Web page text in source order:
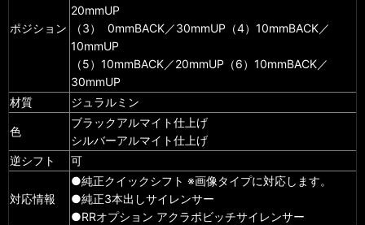
ポジション
20mmUP
（3） 0mmBACK／30mmUP（4）10mmBACK／
10mmUP
（5）10mmBACK／20mmUP（6）10mmBACK／
30mmUP
材質
ジュラルミン
色
ブラックアルマイト仕上げ
シルバーアルマイト仕上げ
逆シフト
可
対応情報
●純正クイックシフト ※画像タイプに対応します。
●純正3本出しサイレンサー
●RRオプション アクラポビッチサイレンサー